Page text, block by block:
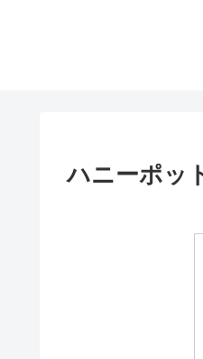
ハニーポッ